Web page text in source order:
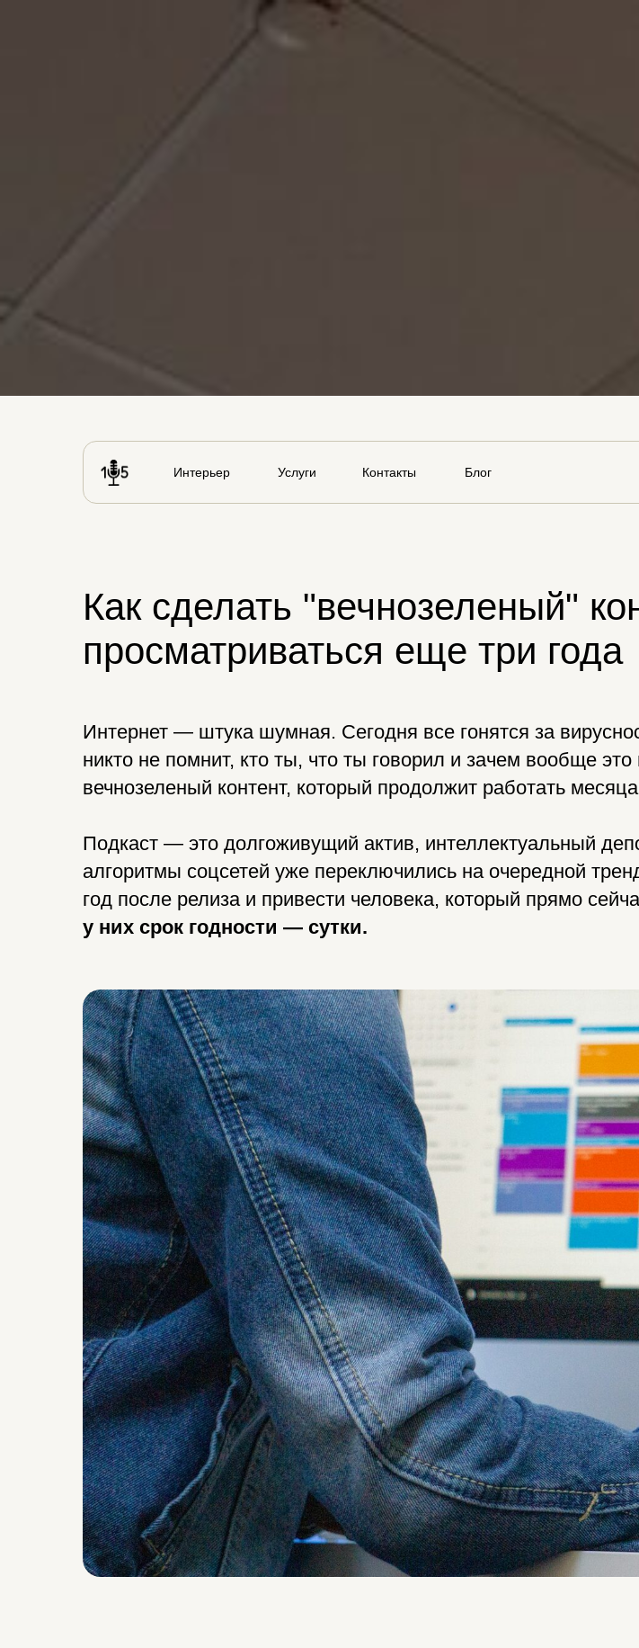
Контакты Блог
Услуги
Интерьер
Как сделать "вечнозеленый"
просматриваться еще три года
Интернет — штука шумная. Сегодня все гонятся за
никто не помнит, кто ты, что ты говорил и зачем вообще
вечнозеленый контент, который продолжит работать
Подкаст — это долгоживущий актив, интеллектуальный
алгоритмы соцсетей уже переключились на очередной
год после релиза и привести человека, который прямо
у них срок годности — сутки.